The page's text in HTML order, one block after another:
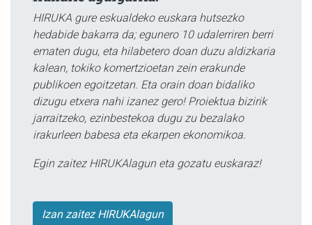
HIRUKA gure eskualdeko euskara hutsezko
hedabide bakarra da; egunero 10 udalerriren berri
ematen dugu, eta hilabetero doan duzu aldizkaria
kalean, tokiko komertzioetan zein erakunde
publikoen egoitzetan. Eta orain doan bidaliko
dizugu etxera nahi izanez gero! Proiektua bizirik
jarraitzeko, ezinbestekoa dugu zu bezalako
irakurleen babesa eta ekarpen ekonomikoa.
Egin zaitez HIRUKAlagun eta gozatu euskaraz!
Izan zaitez HIRUKAlagun